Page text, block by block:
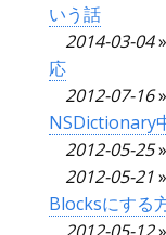
いう話
2014-03-04»
応
2012-07-16»
NSDictionary
2012-05-25»
2012-05-21»
Blocksにする